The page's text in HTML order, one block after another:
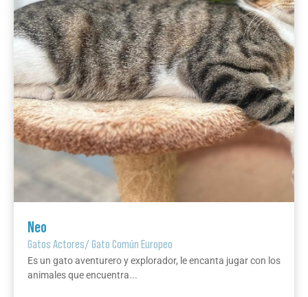
Neo
Gatos Actores/Gato Común Europeo
Es un gato aventurero y explorador, le encanta jugar con los
animales que encuentra...